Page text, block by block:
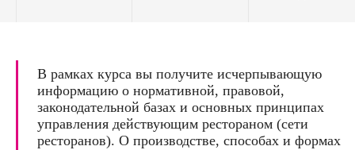
В рамках курса вы получите исчерпывающую
информацию о нормативной, правовой,
законодательной базах и основных принципах
управления действующим рестораном (сети
ресторанов). О производстве, способах и формах